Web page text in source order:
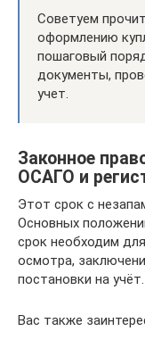
Советуем
оформлению
пошаговый
документы,
учет.
Законное
ОСАГО и
Этот срок с
Основных
срок необходим
осмотра,
постановки на учёт.
Вас также